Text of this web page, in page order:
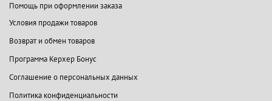
Помощь при оформлении заказа
Условия продажи товаров
Возврат и обмен товаров
Программа Керхер Бонус
Соглашение о персональных данных
Политика конфиденциальности